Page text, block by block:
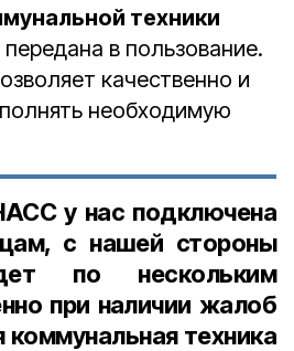
техники
в пользование.
качественно и
необходимую
у нас подключена
с нашей стороны
по нескольким
при наличии жалоб
коммунальная техника